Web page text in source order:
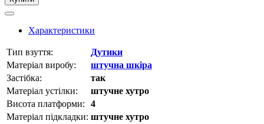
Характеристики
Тип взуття:
Дутики
Матеріал виробу:
штучна шкіра
Застібка:
так
Матеріал устілки:
штучне хутро
Висота платформи:
4
Матеріал підкладки: штучне хутро